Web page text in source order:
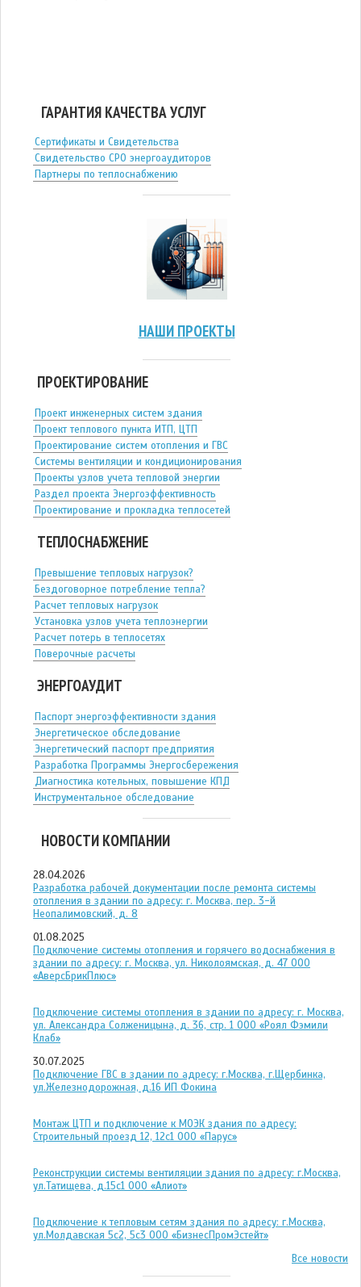
ГАРАНТИЯ КАЧЕСТВА УСЛУГ
Сертификаты и Свидетельства
Свидетельство СРО энергоаудиторов
Партнеры по теплоснабжению
НАШИ ПРОЕКТЫ
ПРОЕКТИРОВАНИЕ
Проект инженерных систем здания
Проект теплового пункта ИТП, ЦТП
Проектирование систем отопления и ГВС
Системы вентиляции и кондиционирования
Проекты узлов учета тепловой энергии
Раздел проекта Энергоэффективность
Проектирование и прокладка теплосетей
ТЕПЛОСНАБЖЕНИЕ
Превышение тепловых нагрузок?
Бездоговорное потребление тепла?
Расчет тепловых нагрузок
Установка узлов учета теплоэнергии
Расчет потерь в теплосетях
Поверочные расчеты
ЭНЕРГОАУДИТ
Паспорт энергоэффективности здания
Энергетическое обследование
Энергетический паспорт предприятия
Разработка Программы Энергосбережения
Диагностика котельных, повышение КПД
Инструментальное обследование
НОВОСТИ КОМПАНИИ
28.04.2026
Разработка рабочей документации после ремонта системы
отопления в здании по адресу: г. Москва, пер. 3-й
Неопалимовский, д. 8
01.08.2025
Подключение системы отопления и горячего водоснабжения в
здании по адресу: г. Москва, ул. Николоямская, д. 47 ООО
«АверсБрикПлюс»
Подключение системы отопления в здании по адресу: г. Москва,
ул. Александра Солженицына, д. 36, стр. 1 ООО «Роял Фэмили
Клаб»
30.07.2025
Подключение ГВС в здании по адресу: г.Москва, г.Щербинка,
ул.Железнодорожная, д.16 ИП Фокина
Монтаж ЦТП и подключение к МОЭК здания по адресу:
Строительный проезд 12, 12с1 ООО «Парус»
Реконструкции системы вентиляции здания по адресу: г.Москва,
ул.Татищева, д.15с1 ООО «Алиот»
Подключение к тепловым сетям здания по адресу: г.Москва,
ул.Молдавская 5с2, 5с3 ООО «БизнесПромЭстейт»
Все новости